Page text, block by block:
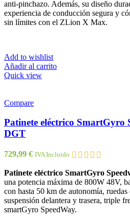
anti-pinchazo. Además, su diseño
experiencia de conducción segura y
sin límites con el ZLion X Max.
Add to wishlist
Añadir al carrito
Quick view
Compare
Patinete eléctrico SmartGyro
DGT
729,99 € IVA Incluido
Patinete eléctrico SmartGyro
una potencia máxima de 800W 48V,
con hasta 50 km de autonomía,
suspensión delantera y trasera, triple
smartGyro SpeedWay.